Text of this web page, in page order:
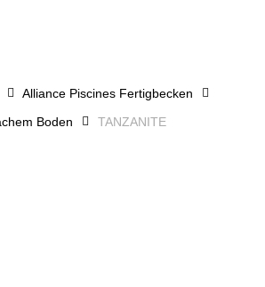
Alliance Piscines Fertigbecken
Boden
TANZANITE